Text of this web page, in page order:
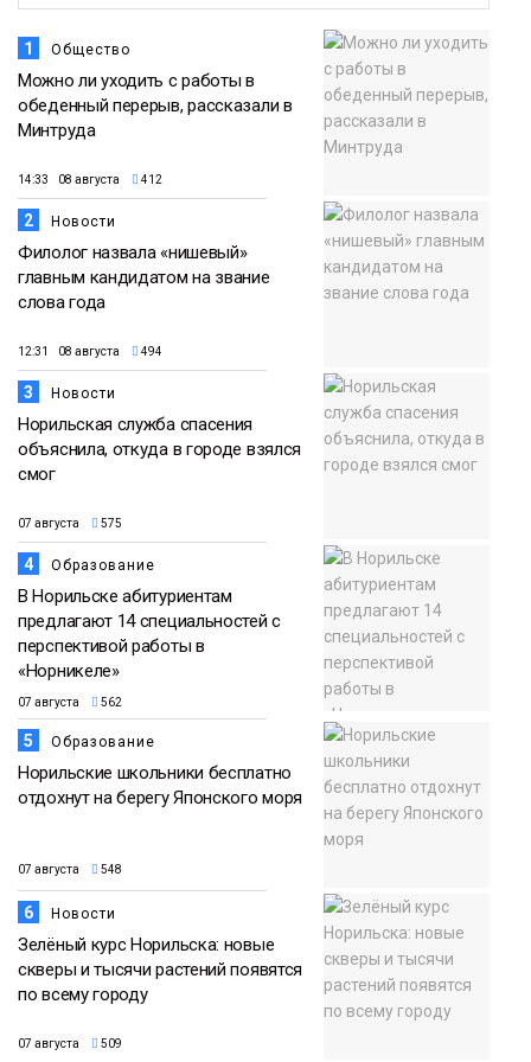
1 Общество
Можно ли уходить с работы в
обеденный перерыв, рассказали в
Минтруда
14:33 08 августа 412
2 Новости
Филолог назвала «нишевый»
главным кандидатом на звание
слова года
12:31 08 августа 494
3 Новости
Норильская служба спасения
объяснила, откуда в городе взялся
смог
07 августа 575
4 Образование
В Норильске абитуриентам
предлагают 14 специальностей с
перспективой работы в
«Норникеле»
07 августа 562
5 Образование
Норильские школьники бесплатно
отдохнут на берегу Японского моря
07 августа 548
6 Новости
Зелёный курс Норильска: новые
скверы и тысячи растений появятся
по всему городу
07 августа 509